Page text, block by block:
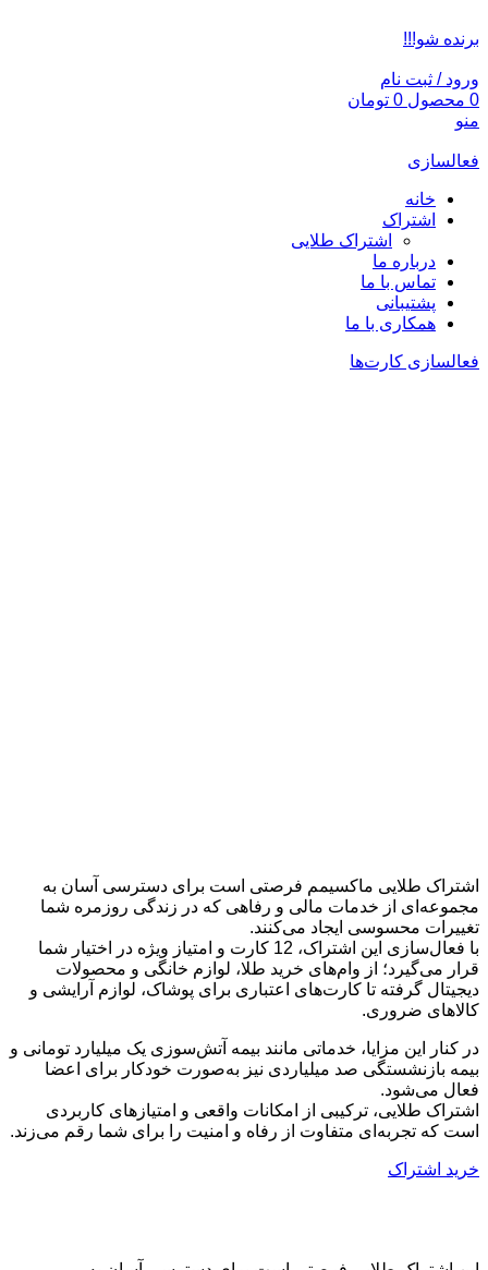
برنده شو!!!
ورود / ثبت نام
0 محصول 0 تومان
منو
فعالسازی
خانه
اشتراک
اشتراک طلایی
درباره ما
تماس با ما
پشتیبانی
همکاری با ما
فعالسازی کارت‌ها
اشتراک طلایی ماکسیمم فرصتی‌ است برای دسترسی آسان به
مجموعه‌ای از خدمات مالی و رفاهی که در زندگی روزمره شما
تغییرات محسوسی ایجاد می‌کنند.
با فعال‌سازی این اشتراک، 12 کارت و امتیاز ویژه در اختیار شما
قرار می‌گیرد؛ از وام‌های خرید طلا، لوازم خانگی و محصولات
دیجیتال گرفته تا کارت‌های اعتباری برای پوشاک، لوازم آرایشی و
کالاهای ضروری.
در کنار این مزایا، خدماتی مانند بیمه آتش‌سوزی یک میلیارد تومانی و
بیمه بازنشستگی صد میلیاردی نیز به‌صورت خودکار برای اعضا
فعال می‌شود.
اشتراک طلایی، ترکیبی از امکانات واقعی و امتیازهای کاربردی‌
است که تجربه‌ای متفاوت از رفاه و امنیت را برای شما رقم می‌زند.
خرید اشتراک